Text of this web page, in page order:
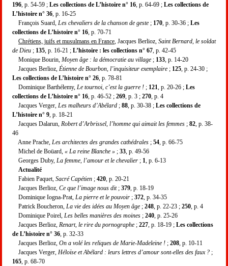
196 , p. 54-59 ; Les collections de L’histoire n° 16 , p. 64-69 ; Les collections de
L’histoire n° 36 , p. 16-25
François Suard, Les chevaliers de la chanson de geste ; 170 , p. 30-36 ; Les
collections de L’histoire n° 16 , p. 70-71
Chrétiens, juifs et musulmans en France , Jacques Berlioz, Saint Bernard, le soldat
de Dieu ; 135 , p. 16-21 ; L’histoire : les collections n° 67 , p. 42-45
Monique Bourin, Moyen âge : la démocratie au village ; 133 , p. 14-20
Jacques Berlioz, Étienne de Bourbon, l’inquisiteur exemplaire ; 125 , p. 24-30 ;
Les collections de L’histoire n° 26 , p. 78-81
Dominique Barthélemy, Le tournoi, c’est la guerre ! ; 121 , p. 20-26 ; Les
collections de L’histoire n° 16 , p. 46-52 ; 269 , p. 3 ; 270 , p. 4
Jacques Verger, Les malheurs d’Abélard ; 88 , p. 30-38 ; Les collections de
L’histoire n° 9 , p. 18-21
Jacques Dalarun, Robert d’Arbrissel, l’homme qui aimait les femmes ; 82 , p. 38-
46
Anne Prache, Les architectes des grandes cathédrales ; 54 , p. 66-75
Michel de Boüard, « La reine Blanche » ; 33 , p. 49-56
Georges Duby, La femme, l’amour et le chevalier ; 1 , p. 6-13
Actualité
Fabien Paquet, Sacré Capétien ; 420 , p. 20-21
Jacques Berlioz, Ce que l’image nous dit; 379 , p. 18-19
Dominique Iogna-Prat, La pierre et le pouvoir ; 372 , p. 34-35
Patrick Boucheron, La vie des idées au Moyen âge ; 248 , p. 22-23 ; 250 , p. 4
Dominique Poirel, Les belles manières des moines ; 240 , p. 25-26
Jacques Berlioz, Renart, le rire du pornographe ; 227 , p. 18-19 ; Les collections
de L’histoire n° 36 , p. 32-33
Jacques Berlioz, On a volé les reliques de Marie-Madeleine ! ; 208 , p. 10-11
Jacques Verger, Héloïse et Abélard : leurs lettres d’amour sont-elles des faux ? ;
165 , p. 68-70